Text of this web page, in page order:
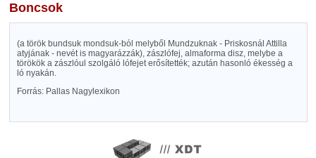
Boncsok
(a török bundsuk mondsuk-ból melyből Mundzuknak - Priskosnál Attilla
atyjának - nevét is magyarázzák), zászlófej, almaforma disz, melybe a
törökök a zászlóul szolgáló lófejet erősítették; azután hasonló ékesség a
ló nyakán.
Forrás: Pallas Nagylexikon